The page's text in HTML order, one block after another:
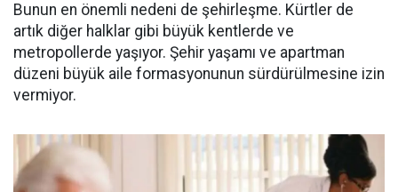
Bunun en önemli nedeni de şehirleşme. Kürtler de
artık diğer halklar gibi büyük kentlerde ve
metropollerde yaşıyor. Şehir yaşamı ve apartman
düzeni büyük aile formasyonunun sürdürülmesine izin
vermiyor.